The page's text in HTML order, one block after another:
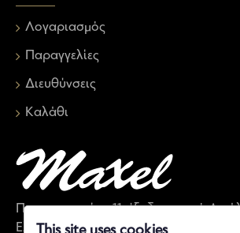
Λογαριασμός
Παραγγελίες
Διευθύνσεις
Καλάθι
Παπαναστασίου 11, έξοδος μετρό
Ελλάδα